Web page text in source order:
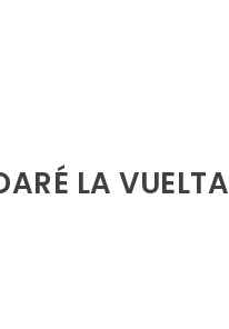
LA VUELTA